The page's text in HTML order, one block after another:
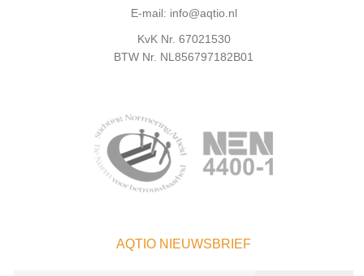
E-mail: info@aqtio.nl
KvK Nr. 67021530
BTW Nr. NL856797182B01
AQTIO NIEUWSBRIEF